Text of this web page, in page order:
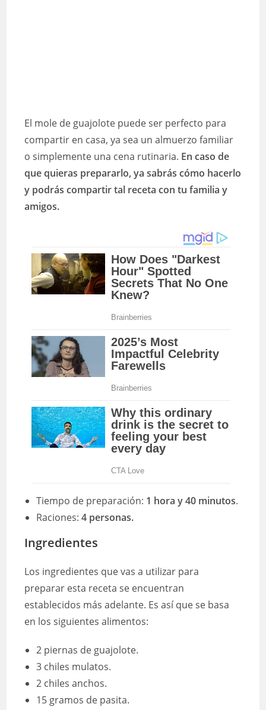
El mole de guajolote puede ser perfecto para
compartir en casa, ya sea un almuerzo familiar
o simplemente una cena rutinaria. En caso de
que quieras prepararlo, ya sabrás cómo hacerlo
y podrás compartir tal receta con tu familia y
amigos.
Tiempo de preparación: 1 hora y 40 minutos.
Raciones:4 personas.
Ingredientes
Los ingredientes que vas a utilizar para
preparar esta receta se encuentran
establecidos más adelante. Es así que se basa
en los siguientes alimentos:
2 piernas de guajolote.
3 chiles mulatos.
2 chiles anchos.
15 gramos de pasita.